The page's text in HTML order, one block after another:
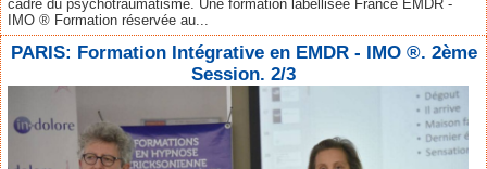
cadre du psychotraumatisme. Une formation labellisée France EMDR -
IMO ® Formation réservée au...
PARIS: Formation Intégrative en EMDR - IMO ®. 2ème
Session. 2/3